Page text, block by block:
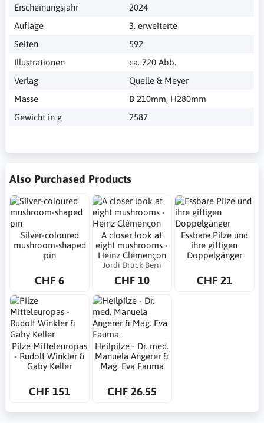
Erscheinungsjahr
2024
Auflage
3. erweiterte
Seiten
592
Illustrationen
ca. 720 Abb.
Verlag
Quelle & Meyer
Masse
B 210mm, H280mm
Gewicht in g
2587
Also Purchased Products
Silver-coloured
mushroom-shaped
pin
CHF 6
A closer look at
eight mushrooms -
Heinz Clémençon
Jordi Druck Bern
CHF 10
Essbare Pilze und
ihre giftigen
Doppelgänger
CHF 21
Pilze Mitteleuropas
- Rudolf Winkler &
Gaby Keller
CHF 151
Heilpilze - Dr. med.
Manuela Angerer &
Mag. Eva Fauma
CHF 26.55